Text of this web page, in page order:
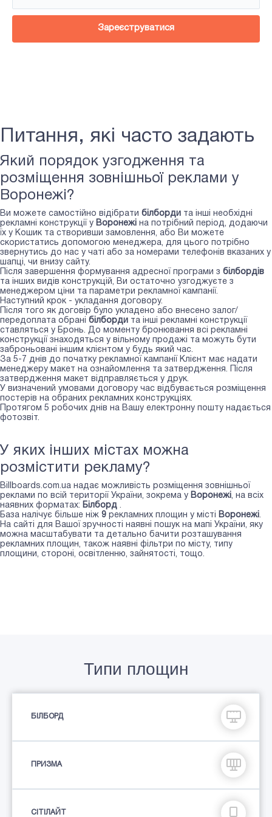
Зареєструватися
Питання, які часто задають
Який порядок узгодження та
розміщення зовнішньої реклами у
Воронежі?
Ви можете самостійно відібрати білборди та інші необхідні
рекламні конструкції у Воронежі на потрібний період, додаючи
їх у Кошик та створивши замовлення, або Ви можете
скористатись допомогою менеджера, для цього потрібно
звернутись до нас у чаті або за номерами телефонів вказаних у
шапці, чи внизу сайту.
Після завершення формування адресної програми з білбордів
та інших видів конструкцій, Ви остаточно узгоджуєте з
менеджером ціни та параметри рекламної кампанії.
Наступний крок - укладання договору.
Після того як договір було укладено або внесено залог/
передоплата обрані білборди та інші рекламні конструкції
ставляться у Бронь. До моменту бронювання всі рекламні
конструкції знаходяться у вільному продажі та можуть бути
заброньовані іншим клієнтом у будь який час.
За 5-7 днів до початку рекламної кампанії Клієнт має надати
менеджеру макет на ознайомлення та затвердження. Після
затвердження макет відправляється у друк.
У визначений умовами договору час відбувається розміщення
постерів на обраних рекламних конструкціях.
Протягом 5 робочих днів на Вашу електронну пошту надається
фотозвіт.
У яких інших містах можна
розмістити рекламу?
Billboards.com.ua надає можливість розміщення зовнішньої
реклами по всій території України, зокрема у Воронежі, на всіх
наявних форматах: Білборд .
База налічує більше ніж 9 рекламних площин у місті Воронежі.
На сайті для Вашої зручності наявні пошук на мапі України, яку
можна масштабувати та детально бачити розташування
рекламних площин, також наявні фільтри по місту, типу
площини, стороні, освітленню, зайнятості, тощо.
Типи площин
БІЛБОРД
ПРИЗМА
СIТIЛАЙТ